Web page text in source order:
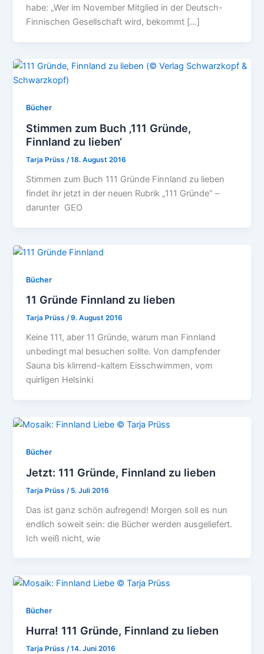
habe: „Wer im November Mitglied in der Deutsch-
Finnischen Gesellschaft wird, bekommt […]
Bücher
Stimmen zum Buch ‚111 Gründe,
Finnland zu lieben‘
Tarja Prüss/18. August 2016
Stimmen zum Buch 111 Gründe Finnland zu lieben
findet ihr jetzt in der neuen Rubrik „111 Gründe“ –
darunter GEO
Bücher
11 Gründe Finnland zu lieben
Tarja Prüss/9. August 2016
Keine 111, aber 11 Gründe, warum man Finnland
unbedingt mal besuchen sollte. Von dampfender
Sauna bis klirrend-kaltem Eisschwimmen, vom
quirligen Helsinki
Bücher
Jetzt: 111 Gründe, Finnland zu lieben
Tarja Prüss / 5. Juli 2016
Das ist ganz schön aufregend! Morgen soll es nun
endlich soweit sein: die Bücher werden ausgeliefert.
Ich weiß nicht, wie
Bücher
Hurra! 111 Gründe, Finnland zu lieben
Tarja Prüss/14. Juni 2016